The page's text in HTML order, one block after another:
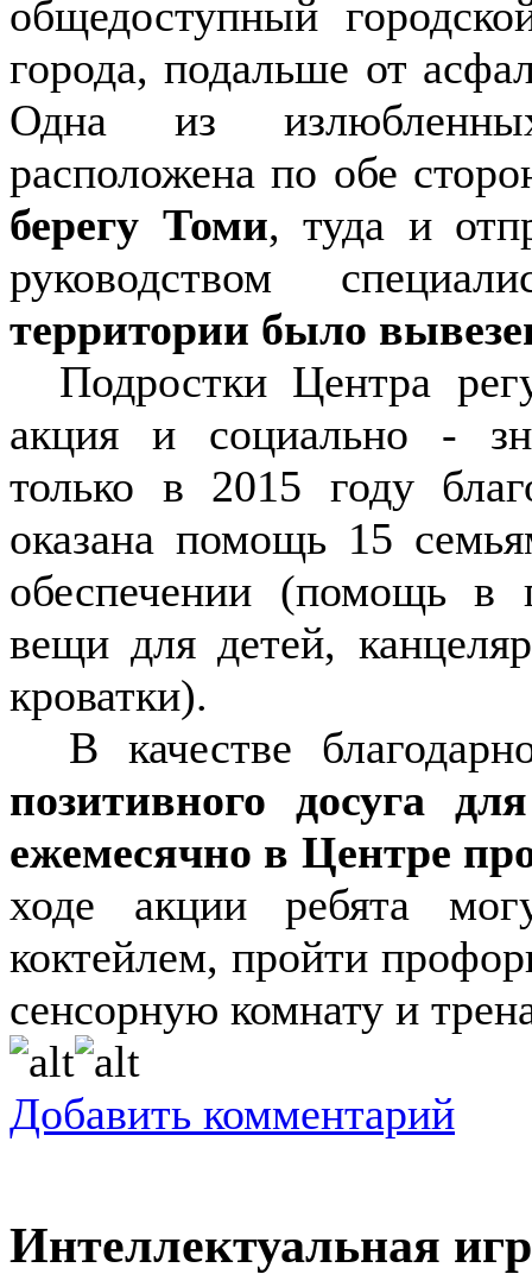
общедоступный
города, подальше от
Одна из
расположена по обе
берегу Томи, туда и
руководством
территории было
Подростки Центра
акция и социально -
только в 2015 году
оказана помощь 15
обеспечении (помощь в
вещи для детей,
кроватки).
В качестве
позитивного досуга
ежемесячно в Центре
ходе акции ребята
коктейлем, пройти
сенсорную комнату и
Добавить комментарий
Интеллектуальная